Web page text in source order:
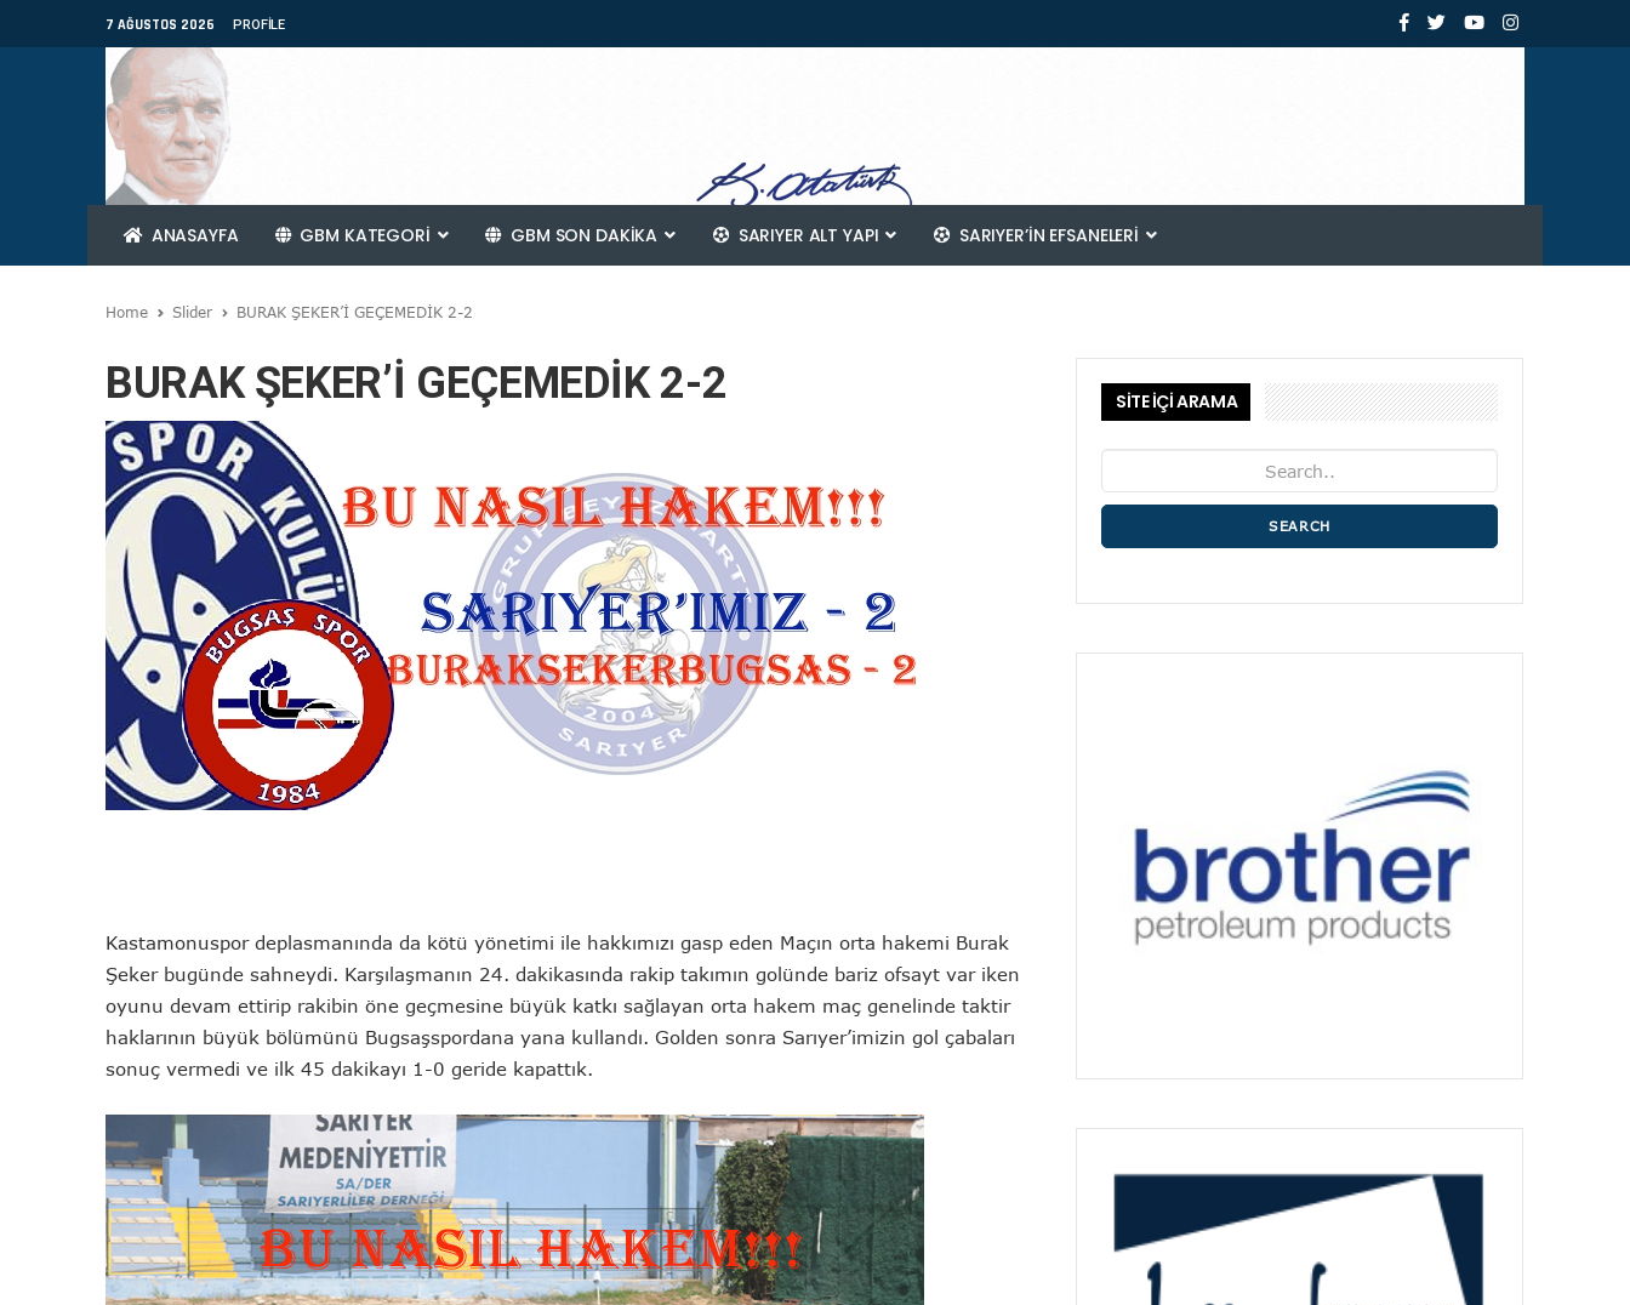
7 AĞUSTOS 2026 PROFILE
ANASAYFA GBM KATEGORİ GBM SON DAKİKA SARIYER ALT YAPI SARIYER’IN EFSANELERI
Home Slider BURAK ŞEKER’İ GEÇEMEDİK 2-2
BURAK ŞEKER’İ GEÇEMEDİK 2-2
Kastamonuspor deplasmanında da kötü yönetimi ile hakkımızı gasp eden Maçın orta hakemi Burak
Şeker bugünde sahneydi. Karşılaşmanın 24. dakikasında rakip takımın golünde bariz ofsayt var iken
oyunu devam ettirip rakibin öne geçmesine büyük katkı sağlayan orta hakem maç genelinde taktir
haklarının büyük bölümünü Bugsaşspordana yana kullandı. Golden sonra Sarıyer’imizin gol çabaları
sonuç vermedi ve ilk 45 dakikayı 1-0 geride kapattık.
SİTE İÇİ ARAMA
SEARCH